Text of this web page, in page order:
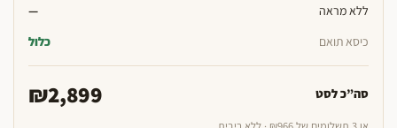
ללא מראה
—
כיסא תואם
כלול
סה”כ לסט ₪2,899